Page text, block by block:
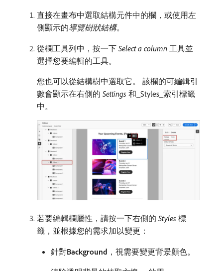
直接在畫布中選取結構元件中的欄，或使用左
側顯示的​導覽樹狀結構。
從欄工具列中，按一下​ Select a column ​工具並
選擇您要編輯的工具。
您也可以從結構樹中選取它。 該欄的可編輯引
數會顯示在右側的​ Settings ​和_Styles_​索引標籤
中。
若要編輯欄屬性，請按一下右側的​ Styles ​標
籤，並根據您的需求加以變更：
針對​Background ，視需要變更背景顏色。